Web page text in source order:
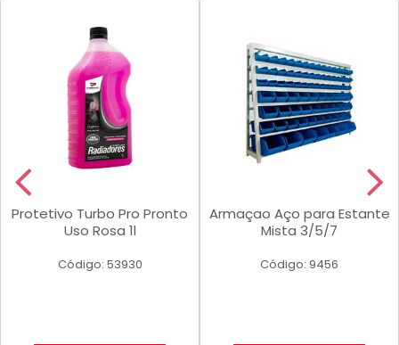
Protetivo Turbo Pro Pronto
Uso Rosa 1l
Código: 53930
Armaçao Aço para Estante
Mista 3/5/7
Código: 9456